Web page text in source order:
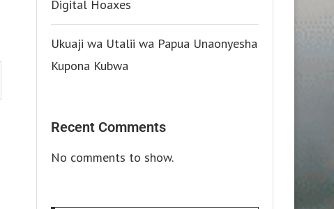
Digital Hoaxes
Ukuaji wa Utalii wa Papua Unaonyesha
Kupona Kubwa
Recent Comments
No comments to show.